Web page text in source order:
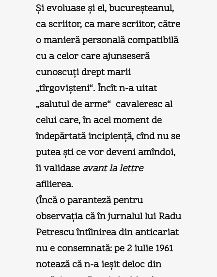
Şi evoluase şi el, bucureşteanul,
ca scriitor, ca mare scriitor, către
o manieră personală compatibilă
cu a celor care ajunseseră
cunoscuţi drept marii
„tîrgovişteni“. Încît n-a uitat
„salutul de arme“ cavaleresc al
celui care, în acel moment de
îndepărtată incipienţă, cînd nu se
putea şti ce vor deveni amîndoi,
îi validase avant la lettre
afilierea.
(Încă o paranteză pentru
observaţia că în jurnalul lui Radu
Petrescu întîlnirea din anticariat
nu e consemnată: pe 2 iulie 1961
notează că n-a ieşit deloc din